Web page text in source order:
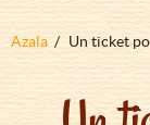
Fil
Azala Un ticket